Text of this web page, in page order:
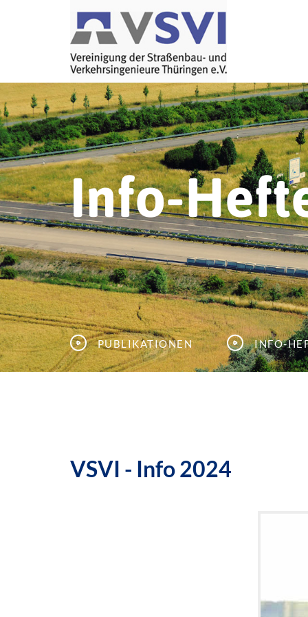
Info-
Publikationen Info-
VSVI - Info 2024